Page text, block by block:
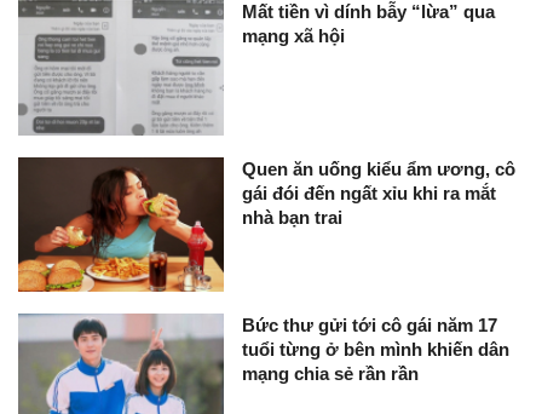
Mất tiền vì dính bẫy “lừa” qua
mạng xã hội
Quen ăn uống kiểu ẩm ương, cô
gái đói đến ngất xỉu khi ra mắt
nhà bạn trai
Bức thư gửi tới cô gái năm 17
tuổi từng ở bên mình khiến dân
mạng chia sẻ rần rần